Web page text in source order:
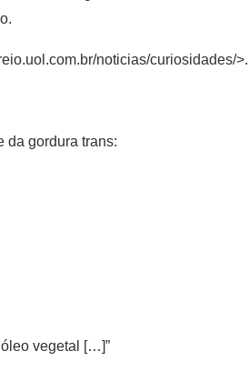
noticias/curiosidades/>.
da gordura trans:
vegetal […]”